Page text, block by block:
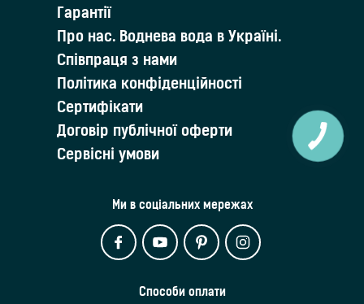
Гарантії
Про нас. Воднева вода в Україні.
Співпраця з нами
Політика конфіденційності
Сертифікати
Договір публічної оферти
Сервісні умови
Ми в соціальних мережах
Способи оплати